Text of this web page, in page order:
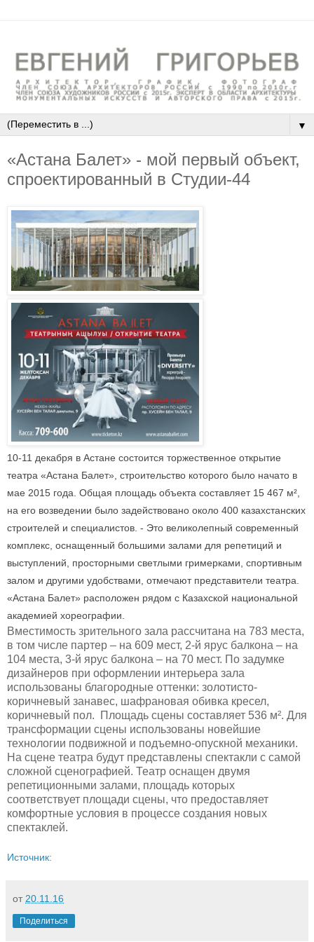
▼
«Астана Балет» - мой первый объект,
спроектированный в Студии-44
10-11 декабря в Астане состоится торжественное открытие
театра «Астана Балет», строительство которого было начато в
мае 2015 года. Общая площадь объекта составляет 15 467 м²,
на его возведении было задействовано около 400 казахстанских
строителей и специалистов. - Это великолепный современный
комплекс, оснащенный большими залами для репетиций и
выступлений, просторными светлыми гримерками, спортивным
залом и другими удобствами, отмечают представители театра.
«Астана Балет» расположен рядом с Казахской национальной
академией хореографии.
Вместимость зрительного зала рассчитана на 783 места,
в том числе партер – на 609 мест, 2-й ярус балкона – на
104 места, 3-й ярус балкона – на 70 мест. По задумке
дизайнеров при оформлении интерьера зала
использованы благородные оттенки: золотисто-
коричневый занавес, шафрановая обивка кресел,
коричневый пол. Площадь сцены составляет 536 м². Для
трансформации сцены использованы новейшие
технологии подвижной и подъемно-опускной механики.
На сцене театра будут представлены спектакли с самой
сложной сценографией. Театр оснащен двумя
репетиционными залами, площадь которых
соответствует площади сцены, что предоставляет
комфортные условия в процессе создания новых
спектаклей.
Источник:
от 20.11.16
Поделиться